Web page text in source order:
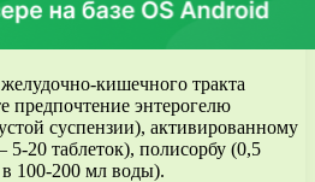
кишечного тракта
предпочтение энтерогелю
суспензии), активированному
20 таблеток), полисорбу (0,5
в 100-200 мл воды).